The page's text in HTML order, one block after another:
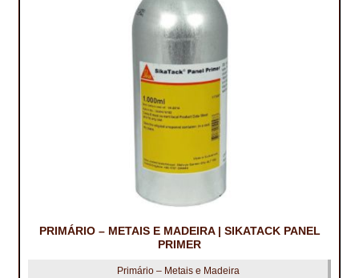
PRIMÁRIO – METAIS E MADEIRA | SIKATACK PANEL
PRIMER
Primário – Metais e Madeira